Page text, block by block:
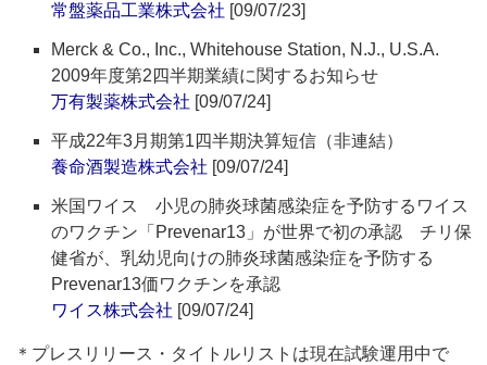
常盤薬品工業株式会社 [09/07/23]
Merck & Co., Inc., Whitehouse Station, N.J., U.S.A.
2009年度第2四半期業績に関するお知らせ
万有製薬株式会社 [09/07/24]
平成22年3月期第1四半期決算短信（非連結）
養命酒製造株式会社 [09/07/24]
米国ワイス 小児の肺炎球菌感染症を予防するワイス
のワクチン「Prevenar13」が世界で初の承認 チリ保
健省が、乳幼児向けの肺炎球菌感染症を予防する
Prevenar13価ワクチンを承認
ワイス株式会社 [09/07/24]
＊プレスリリース・タイトルリストは現在試験運用中で